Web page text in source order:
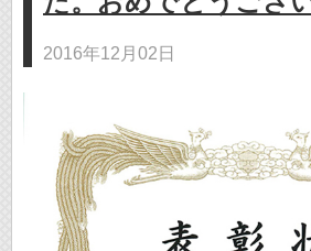
2016年12月02日